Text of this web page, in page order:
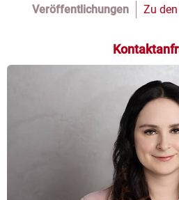
Veröffentlichungen Zu